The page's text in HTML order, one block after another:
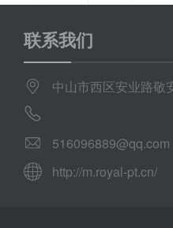
联系我们
中山市西区安业路敬
516096889@qq.com
http://m.royal-pt.cn/